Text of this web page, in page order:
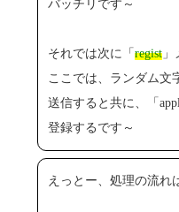
バッチリです～
それでは次に「regist
ここでは、ランダム文
送信すると共に、「
登録するです～
えっとー、処理の流れ